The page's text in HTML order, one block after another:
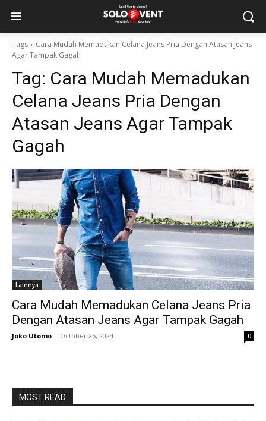
Tags
Cara Mudah Memadukan Celana Jeans Pria Dengan Atasan Jeans
Agar Tampak Gagah
Tag: Cara Mudah Memadukan
Celana Jeans Pria Dengan
Atasan Jeans Agar Tampak
Gagah
Lainnya
Cara Mudah Memadukan Celana Jeans Pria
Dengan Atasan Jeans Agar Tampak Gagah
Joko Utomo - October 25, 2024 0
MOST READ